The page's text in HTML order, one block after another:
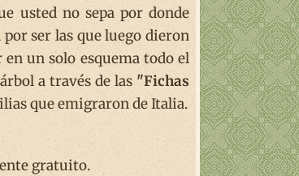
usted no sepa por donde
ser las que luego dieron
en un solo esquema todo el
a través de las "Fichas
que emigraron de Italia.
gratuito.